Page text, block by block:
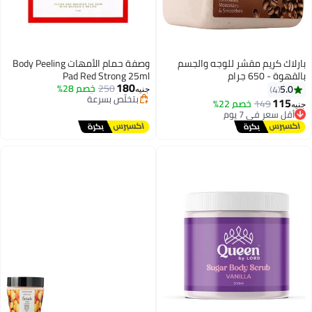
بارلاك كريم مقشر للوجه والجسم
بالقهوة - 650 جرام
5.0
4
جنيه115
149 خصم 22%أقل سعر في 7 يوم
توصيل مجاني
أقل سعر في 7 يوم
وصفة حمام الأمهات Body Peeling
Pad Red Strong 25ml
جنيه180
250 خصم 28%
أقل سعر في 7 يوم
توصيل مجاني
بتخلّص بسرعة
تم بيع +10 مؤخرًا